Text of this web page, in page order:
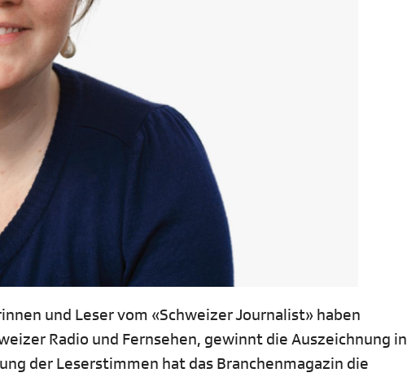
und Leser vom «Schweizer Journalist» haben
Radio und Fernsehen, gewinnt die Auszeichnung in
der Leserstimmen hat das Branchenmagazin die